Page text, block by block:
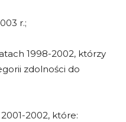
r.;
1998-2002, którzy
zdolności do
2002, które: